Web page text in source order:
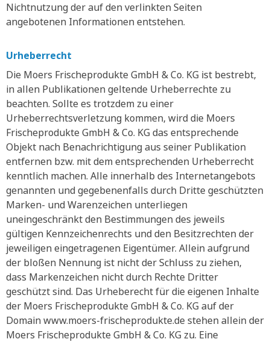
Nichtnutzung der auf den verlinkten Seiten
angebotenen Informationen entstehen.
Urheberrecht
Die Moers Frischeprodukte GmbH & Co. KG ist bestrebt,
in allen Publikationen geltende Urheberrechte zu
beachten. Sollte es trotzdem zu einer
Urheberrechtsverletzung kommen, wird die Moers
Frischeprodukte GmbH & Co. KG das entsprechende
Objekt nach Benachrichtigung aus seiner Publikation
entfernen bzw. mit dem entsprechenden Urheberrecht
kenntlich machen. Alle innerhalb des Internetangebots
genannten und gegebenenfalls durch Dritte geschützten
Marken- und Warenzeichen unterliegen
uneingeschränkt den Bestimmungen des jeweils
gültigen Kennzeichenrechts und den Besitzrechten der
jeweiligen eingetragenen Eigentümer. Allein aufgrund
der bloßen Nennung ist nicht der Schluss zu ziehen,
dass Markenzeichen nicht durch Rechte Dritter
geschützt sind. Das Urheberecht für die eigenen Inhalte
der Moers Frischeprodukte GmbH & Co. KG auf der
Domain www.moers-frischeprodukte.de stehen allein der
Moers Frischeprodukte GmbH & Co. KG zu. Eine